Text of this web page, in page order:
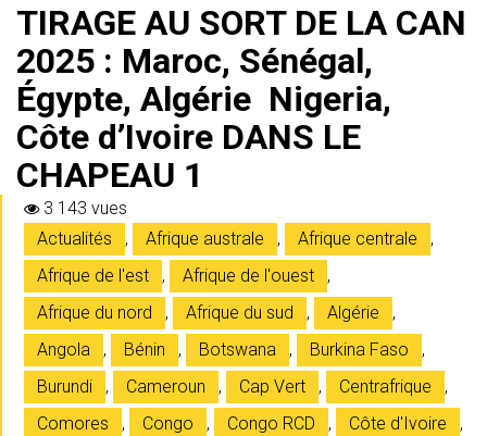
TIRAGE AU SORT DE LA CAN
2025 : Maroc, Sénégal,
Égypte, Algérie Nigeria,
Côte d’Ivoire DANS LE
CHAPEAU 1
3 143 vues
Actualités
, Afrique australe , Afrique centrale
,
Afrique de l'est
, Afrique de l'ouest
,
Afrique du nord
, Afrique du sud , Algérie
,
Angola
, Bénin , Botswana , Burkina Faso
,
Burundi
, Cameroun , Cap Vert , Centrafrique
,
Comores
, Congo , Congo RCD , Côte d'Ivoire
,